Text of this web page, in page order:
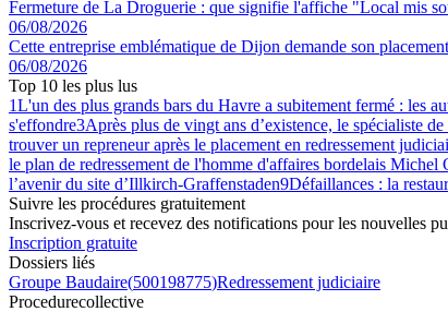
Fermeture de La Droguerie : que signifie l'affiche "Local mis
06/08/2026
Cette entreprise emblématique de Dijon demande son
06/08/2026
Top 10 les plus lus
1L'un des plus grands bars du Havre a subitement fermé : les
s'effondre3Après plus de vingt ans d’existence, le spécialiste
trouver un repreneur après le placement en redressement
le plan de redressement de l'homme d'affaires bordelais
l’avenir du site d’Illkirch-Graffenstaden9Défaillances : la
Suivre les procédures gratuitement
Inscrivez-vous et recevez des notifications pour les nouvelles
Inscription gratuite
Dossiers liés
Groupe Baudaire(500198775)Redressement judiciaire
Procedurecollective